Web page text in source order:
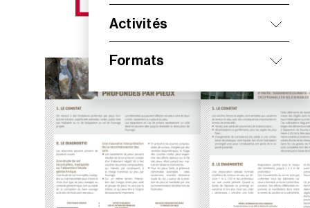
Activités
Formats
NOS NOUVEAUTÉS